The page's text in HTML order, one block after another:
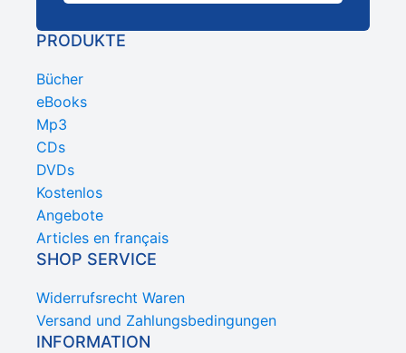
PRODUKTE
Bücher
eBooks
Mp3
CDs
DVDs
Kostenlos
Angebote
Articles en français
SHOP SERVICE
Widerrufsrecht Waren
Versand und Zahlungsbedingungen
INFORMATION